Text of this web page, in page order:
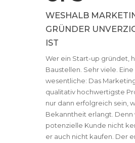
WESHALB
GRÜNDER
IST
Wer ein Start-up gründet,
Baustellen. Sehr viele.
wesentliche: Das
qualitativ hochwertigste
nur dann erfolgreich sein,
Bekanntheit erlangt. Denn
potenzielle Kunde nicht
er auch nicht kaufen. Der